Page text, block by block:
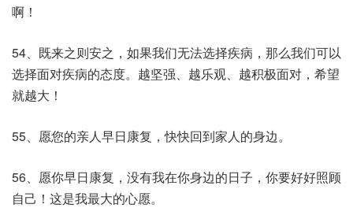
啊！
54、既来之则安之，如果我们无法选择疾病，那么我们可以
选择面对疾病的态度。越坚强、越乐观、越积极面对，希望
就越大！
55、愿您的亲人早日康复，快快回到家人的身边。
56、愿你早日康复，没有我在你身边的日子，你要好好照顾
自己！这是我最大的心愿。